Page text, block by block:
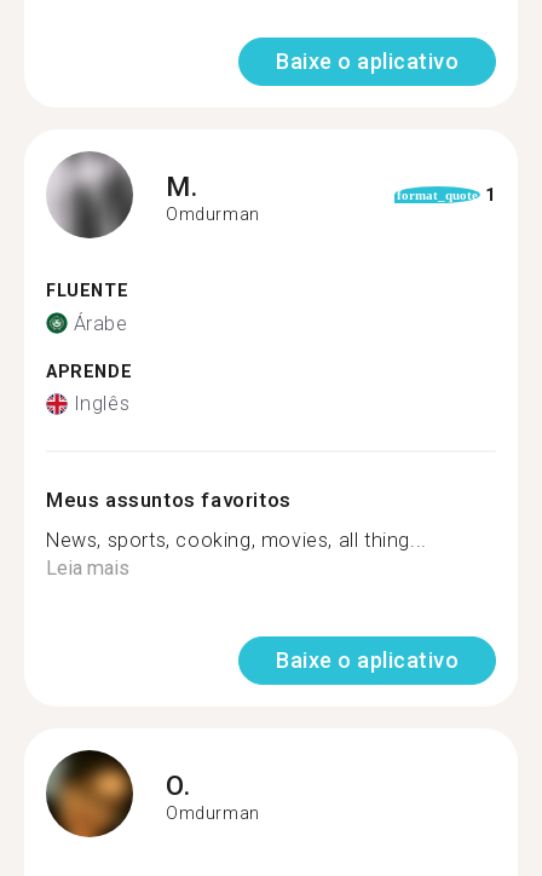
Baixe o aplicativo
M.
Omdurman
format_quote 1
FLUENTE
Árabe
APRENDE
Inglês
Meus assuntos favoritos
News, sports, cooking, movies, all thing...
Leia mais
Baixe o aplicativo
O.
Omdurman